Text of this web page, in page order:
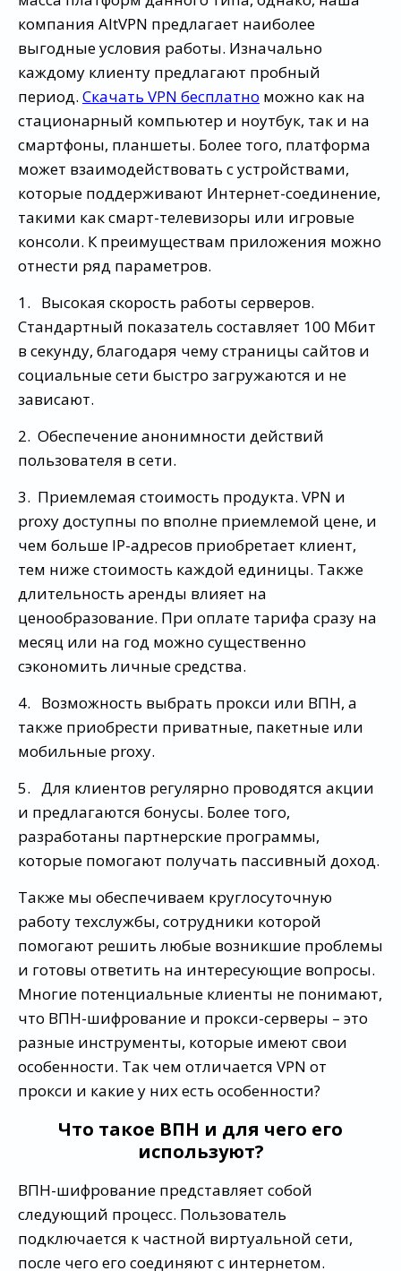
компания AltVPN предлагает наиболее
выгодные условия работы. Изначально
каждому клиенту предлагают пробный
период. Скачать VPN бесплатно можно как на
стационарный компьютер и ноутбук, так и на
смартфоны, планшеты. Более того, платформа
может взаимодействовать с устройствами,
которые поддерживают Интернет-соединение,
такими как смарт-телевизоры или игровые
консоли. К преимуществам приложения можно
отнести ряд параметров.
1. Высокая скорость работы серверов.
Стандартный показатель составляет 100 Мбит
в секунду, благодаря чему страницы сайтов и
социальные сети быстро загружаются и не
зависают.
2. Обеспечение анонимности действий
пользователя в сети.
3. Приемлемая стоимость продукта. VPN и
proxy доступны по вполне приемлемой цене, и
чем больше IP-адресов приобретает клиент,
тем ниже стоимость каждой единицы. Также
длительность аренды влияет на
ценообразование. При оплате тарифа сразу на
месяц или на год можно существенно
сэкономить личные средства.
4. Возможность выбрать прокси или ВПН, а
также приобрести приватные, пакетные или
мобильные proxy.
5. Для клиентов регулярно проводятся акции
и предлагаются бонусы. Более того,
разработаны партнерские программы,
которые помогают получать пассивный доход.
Также мы обеспечиваем круглосуточную
работу техслужбы, сотрудники которой
помогают решить любые возникшие проблемы
и готовы ответить на интересующие вопросы.
Многие потенциальные клиенты не понимают,
что ВПН-шифрование и прокси-серверы – это
разные инструменты, которые имеют свои
особенности. Так чем отличается VPN от
прокси и какие у них есть особенности?
Что такое ВПН и для чего его
используют?
ВПН-шифрование представляет собой
следующий процесс. Пользователь
подключается к частной виртуальной сети,
после чего его соединяют с интернетом.